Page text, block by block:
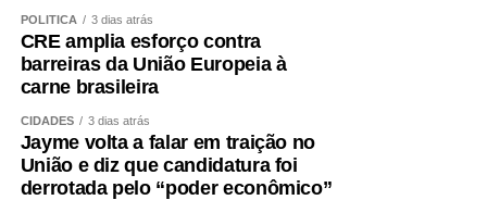
POLÍTICA 3 dias atrás
CRE amplia esforço contra
barreiras da União Europeia à
carne brasileira
CIDADES 3 dias atrás
Jayme volta a falar em traição no
União e diz que candidatura foi
derrotada pelo “poder econômico”